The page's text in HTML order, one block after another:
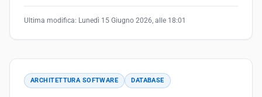
Ultima modifica: Lunedì 15 Giugno 2026, alle 18:01
ARCHITETTURA SOFTWARE DATABASE